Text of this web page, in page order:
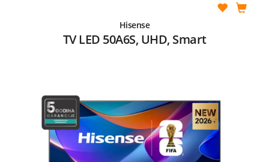
Hisense
TV LED 50A6S, UHD, Smart